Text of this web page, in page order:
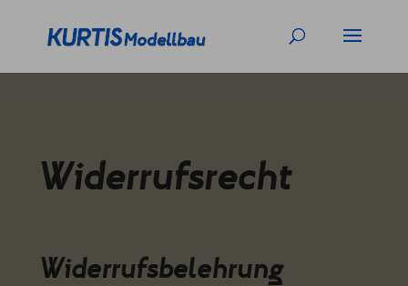
Widerrufsrecht
Widerrufsbelehrung